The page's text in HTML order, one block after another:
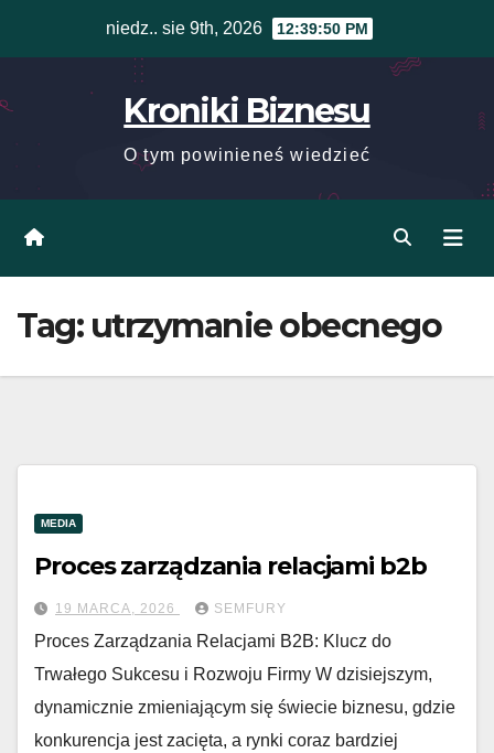
niedz.. sie 9th, 2026 12:39:50 PM
Kroniki Biznesu
O tym powinieneś wiedzieć
Tag: utrzymanie obecnego
MEDIA
Proces zarządzania relacjami b2b
19 MARCA, 2026 SEMFURY
Proces Zarządzania Relacjami B2B: Klucz do
Trwałego Sukcesu i Rozwoju Firmy W dzisiejszym,
dynamicznie zmieniającym się świecie biznesu, gdzie
konkurencja jest zacięta, a rynki coraz bardziej